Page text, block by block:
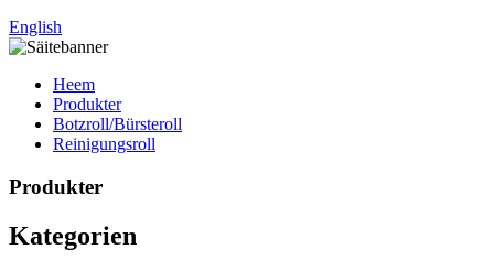
English
Heem
Produkter
Botzroll/Bürsteroll
Reinigungsroll
Produkter
Kategorien